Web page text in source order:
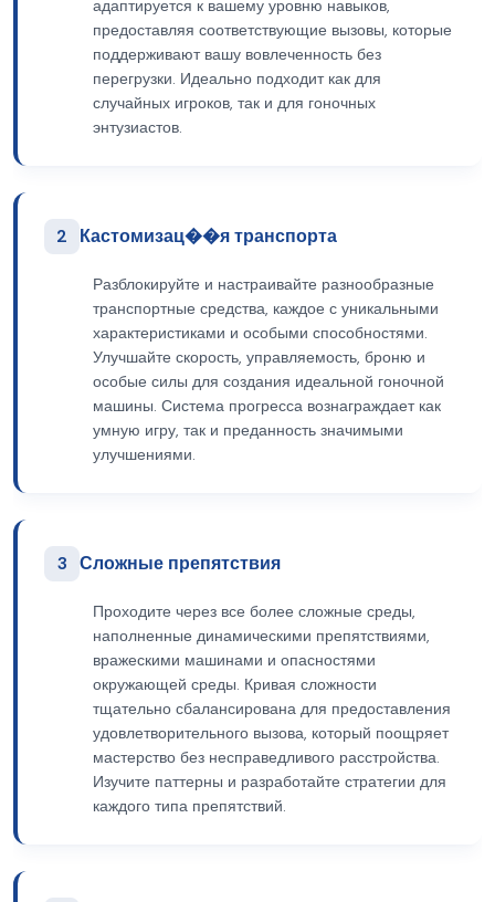
адаптируется к вашему уровню навыков,
предоставляя соответствующие вызовы, которые
поддерживают вашу вовлеченность без
перегрузки. Идеально подходит как для
случайных игроков, так и для гоночных
энтузиастов.
2 Кастомизац��я транспорта
Разблокируйте и настраивайте разнообразные
транспортные средства, каждое с уникальными
характеристиками и особыми способностями.
Улучшайте скорость, управляемость, броню и
особые силы для создания идеальной гоночной
машины. Система прогресса вознаграждает как
умную игру, так и преданность значимыми
улучшениями.
3 Сложные препятствия
Проходите через все более сложные среды,
наполненные динамическими препятствиями,
вражескими машинами и опасностями
окружающей среды. Кривая сложности
тщательно сбалансирована для предоставления
удовлетворительного вызова, который поощряет
мастерство без несправедливого расстройства.
Изучите паттерны и разработайте стратегии для
каждого типа препятствий.